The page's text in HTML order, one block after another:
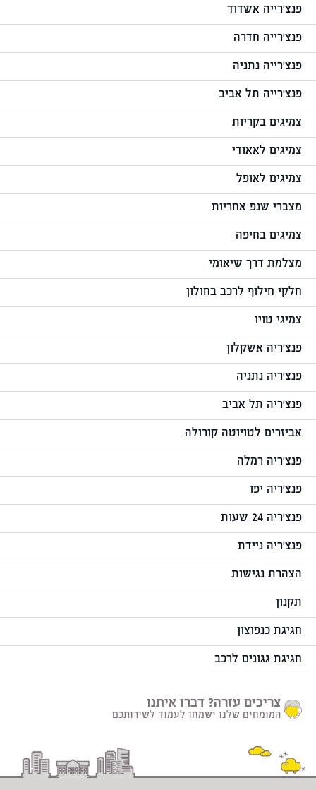
פנצ'רייה אשדוד
פנצ'רייה חדרה
פנצ'רייה נתניה
פנצ'רייה תל אביב
צמיגים בקריות
צמיגים לאאודי
צמיגים לאופל
מצברי שנפ אחריות
צמיגים בחיפה
מצלמת דרך שיאומי
חלקי חילוף לרכב בחולון
צמיגי טויו
פנצ'ריה אשקלון
פנצ'ריה נתניה
פנצ'ריה תל אביב
אביזרים לטויוטה קורולה
פנצ'ריה רמלה
פנצ'ריה יפו
פנצ'ריה 24 שעות
פנצ'ריה ניידת
הצהרת נגישות
תקנון
חגיגת כנפוצון
חגיגת גגונים לרכב
צריכים עזרה? דברו איתנו
המומחים שלנו ישמחו לעמוד לשירותכם